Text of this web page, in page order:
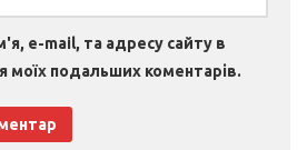
e-mail, та адресу сайту в
моїх подальших коментарів.